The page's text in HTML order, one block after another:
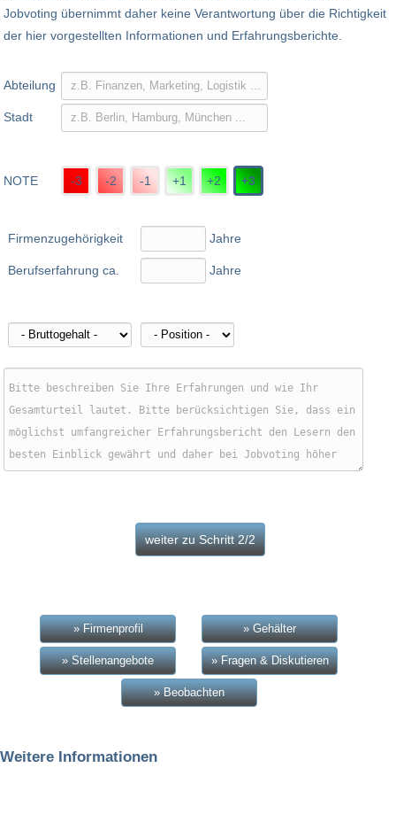
Jobvoting übernimmt daher keine Verantwortung über die Richtigkeit
der hier vorgestellten Informationen und Erfahrungsberichte.
Abteilung
Stadt
NOTE -3 -2 -1 +1 +2 +3
Firmenzugehörigkeit
Berufserfahrung ca.
Jahre
Jahre
» Firmenprofil » Gehälter
» Stellenangebote » Fragen & Diskutieren
» Beobachten
Weitere Informationen